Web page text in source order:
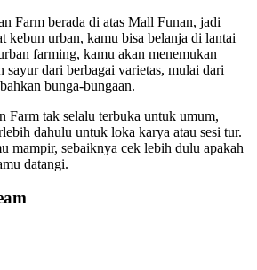
Farm berada di atas Mall Funan, jadi
kebun urban, kamu bisa belanja di lantai
farming, kamu akan menemukan
sayur dari berbagai varietas, mulai dari
bunga-bungaan.
Farm tak selalu terbuka untuk umum,
dahulu untuk loka karya atau sesi tur.
mampir, sebaiknya cek lebih dulu apakah
datangi.